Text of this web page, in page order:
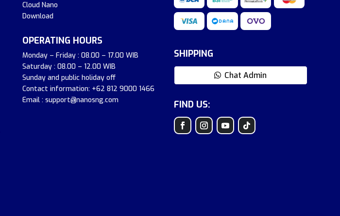
Cloud Nano
Download
OPERATING HOURS
Monday – Friday : 08.00 – 17.00 WIB
Saturday : 08.00 – 12.00 WIB
Sunday and public holiday off
Contact information: +62 812 9000 1466
Email : support@nanosng.com
SHIPPING
Chat Admin
FIND US: